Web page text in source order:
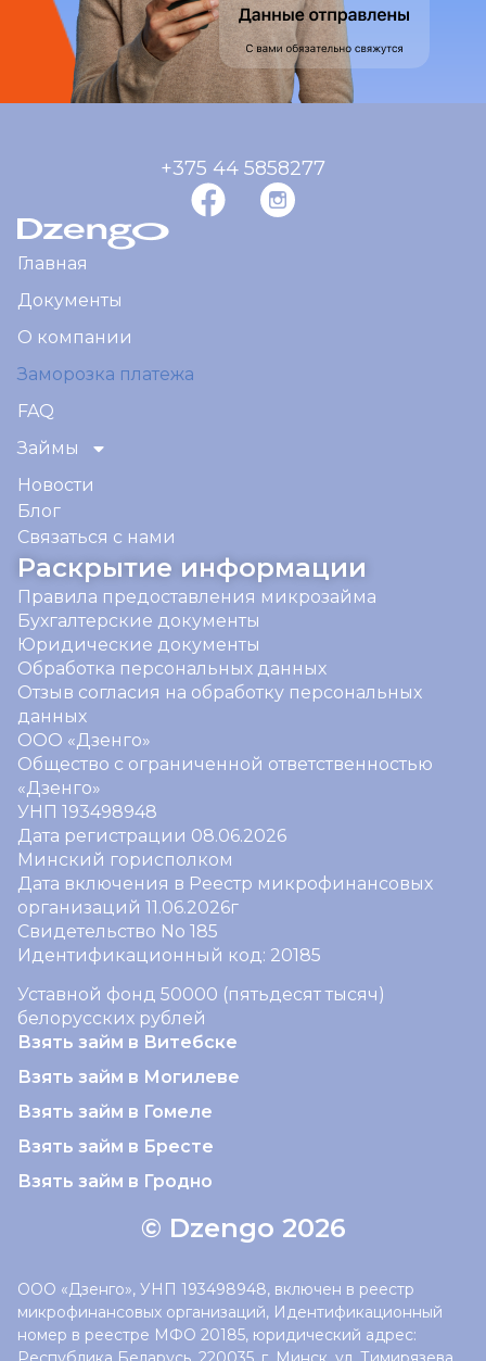
+375 44 5858277
Главная
Документы
О компании
Заморозка платежа
FAQ
Займы
Новости
Блог
Связаться с нами
Раскрытие информации
Правила предоставления микрозайма
Бухгалтерские документы
Юридические документы
Обработка персональных данных
Отзыв согласия на обработку персональных
данных
ООО «Дзенго»
Общество с ограниченной ответственностью
«Дзенго»
УНП 193498948
Дата регистрации 08.06.2026
Минский горисполком
Дата включения в Реестр микрофинансовых
организаций 11.06.2026г
Свидетельство No 185
Идентификационный код: 20185
Уставной фонд 50000 (пятьдесят тысяч)
белорусских рублей
Взять займ в Витебске
Взять займ в Могилеве
Взять займ в Гомеле
Взять займ в Бресте
Взять займ в Гродно
© Dzengo 2026
ООО «Дзенго», УНП 193498948, включен в реестр
микрофинансовых организаций, Идентификационный
номер в реестре МФО 20185, юридический адрес: